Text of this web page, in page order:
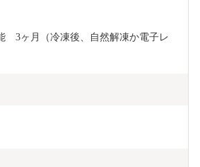
3ヶ月（冷凍後、自然解凍か電子レ